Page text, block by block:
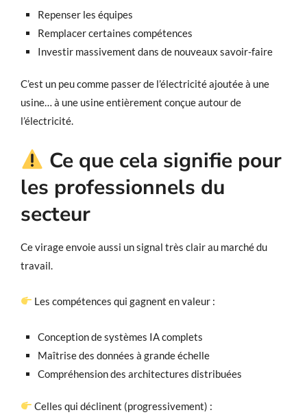
Repenser les équipes
Remplacer certaines compétences
Investir massivement dans de nouveaux savoir-faire
C’est un peu comme passer de l’électricité ajoutée à une
usine… à une usine entièrement conçue autour de
l’électricité.
Ce que cela signifie pour
les professionnels du
secteur
Ce virage envoie aussi un signal très clair au marché du
travail.
Les compétences qui gagnent en valeur :
Conception de systèmes IA complets
Maîtrise des données à grande échelle
Compréhension des architectures distribuées
Celles qui déclinent (progressivement) :